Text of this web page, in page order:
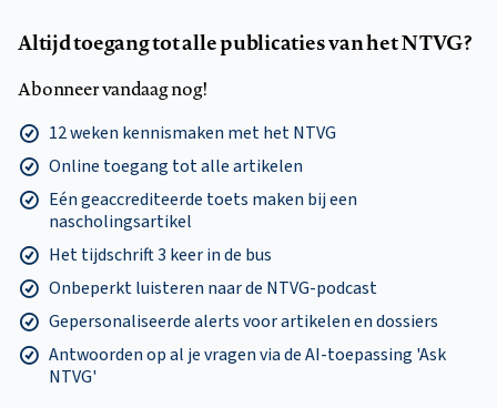
Altijd toegang tot alle publicaties van het NTVG?
Abonneer vandaag nog!
12 weken kennismaken met het NTVG
Online toegang tot alle artikelen
Eén geaccrediteerde toets maken bij een
nascholingsartikel
Het tijdschrift 3 keer in de bus
Onbeperkt luisteren naar de NTVG-podcast
Gepersonaliseerde alerts voor artikelen en dossiers
Antwoorden op al je vragen via de AI-toepassing 'Ask
NTVG'